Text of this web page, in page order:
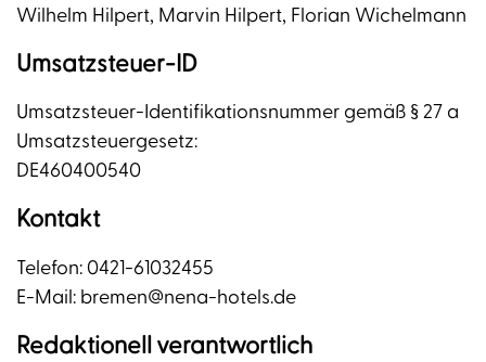
Wilhelm Hilpert, Marvin Hilpert, Florian Wichelmann
Umsatzsteuer-ID
Umsatzsteuer-Identifikationsnummer gemäß § 27 a
Umsatzsteuergesetz:
DE460400540
Kontakt
Telefon: 0421-61032455
E-Mail: bremen@nena-hotels.de
Redaktionell verantwortlich